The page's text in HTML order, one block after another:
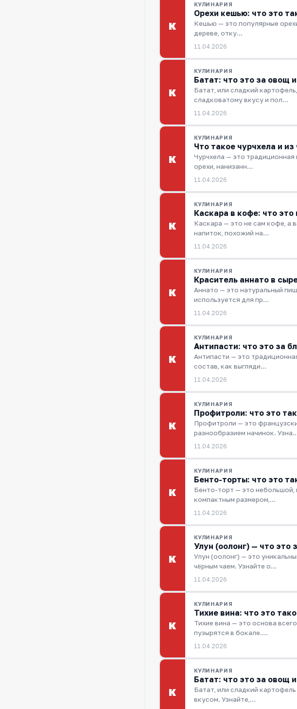
К
КУЛИНАРИЯ
Орехи кешью: что это
Кешью — это популярные
дереве, отку…
11.04.2026
К
КУЛИНАРИЯ
Батат: что это за овощ
Батат, или сладкий
сладковатому вкусу и пол…
11.04.2026
К
КУЛИНАРИЯ
Что такое чурчхела и
Чурчхела — это
орехи, нанизанн…
11.04.2026
К
КУЛИНАРИЯ
Каскара в кофе: что
Каскара — это не сам кофе, а
напиток, похожий на…
11.04.2026
К
КУЛИНАРИЯ
Краситель аннато в
Аннато — это натуральный
используется для пр…
11.04.2026
К
КУЛИНАРИЯ
Антипасти: что это за
Антипасти — это
состав, как выгляди…
11.04.2026
К
КУЛИНАРИЯ
Профитроли: что это
Профитроли — это
разнообразием начинок.
11.04.2026
К
КУЛИНАРИЯ
Бенто-торты: что это
Бенто-торт — это небольшой,
компактным размером,…
11.04.2026
К
КУЛИНАРИЯ
Улун (оолонг) — что это
Улун (оолонг) — это
чёрным чаем. Узнайте о…
11.04.2026
К
КУЛИНАРИЯ
Тихие вина: что это
Тихие вина — это основа
пузырятся в бокале.…
11.04.2026
К
КУЛИНАРИЯ
Батат: что это за овощ
Батат, или сладкий
вкусом. Узнайте,…